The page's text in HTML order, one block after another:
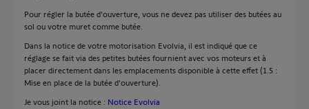
Pour régler la butée d'ouverture, vous ne devez pas utiliser des butées au
sol ou votre muret comme butée.
Dans la notice de votre motorisation Evolvia, il est indiqué que ce
réglage se fait via des petites butées fournient avec vos moteurs et à
placer directement dans les emplacements disponible à cette effet (1.5 :
Mise en place de la butée d'ouverture).
Je vous joint la notice : Notice Evolvia